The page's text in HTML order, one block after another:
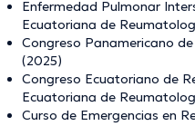
Enfermedad Pulmonar
Ecuatoriana de
Congreso Panamericano
(2025)
Congreso Ecuatoriano de
Ecuatoriana de
Curso de Emergencias en